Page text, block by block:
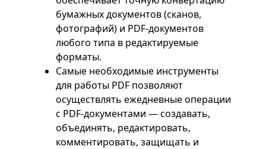
бумажных документов (сканов,
фотографий) и PDF-документов
любого типа в редактируемые
форматы.
Самые необходимые инструменты
для работы PDF позволяют
осуществлять ежедневные операции
с PDF-документами — создавать,
объединять, редактировать,
комментировать, защищать и